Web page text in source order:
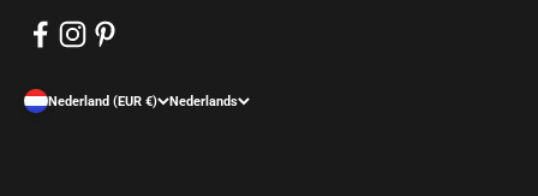
Nederland (EUR €) Nederlands